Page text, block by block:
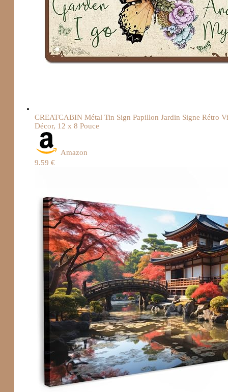
CREATCABIN Métal Tin Sign Papillon Jardin Signe Rétro
Décor, 12 x 8 Pouce
Amazon
9.59 €